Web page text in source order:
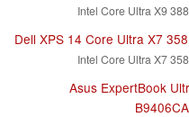
Intel Core Ultra X9
Dell XPS 14 Core Ultra X7
Intel Core Ultra X7
Asus ExpertBook